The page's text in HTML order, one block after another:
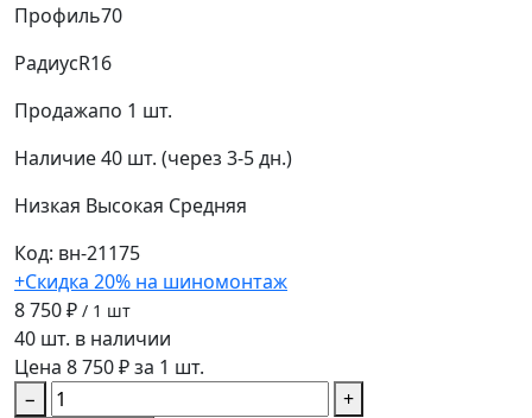
Профиль70
РадиусR16
Продажапо 1 шт.
Наличие40 шт. (через 3-5 дн.)
Низкая Высокая Средняя
Код: вн-21175
+Скидка 20% на шиномонтаж
8 750 ₽ / 1 шт
40 шт. в наличии
Цена 8 750 ₽ за 1 шт.
−
+